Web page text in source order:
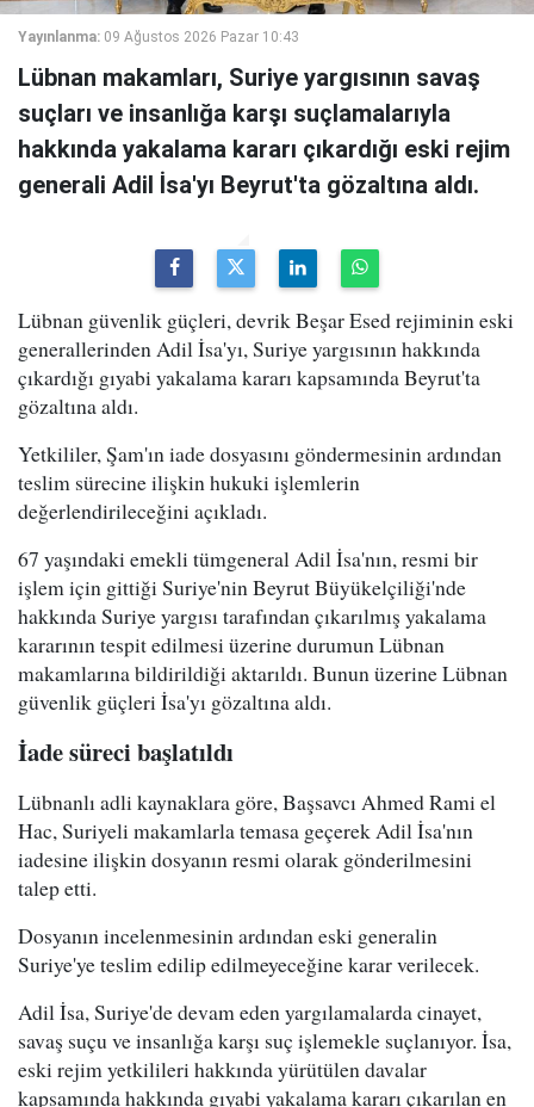
Yayınlanma: 09 Ağustos 2026 Pazar 10:43
Lübnan makamları, Suriye yargısının savaş
suçları ve insanlığa karşı suçlamalarıyla
hakkında yakalama kararı çıkardığı eski rejim
generali Adil İsa'yı Beyrut'ta gözaltına aldı.
Lübnan güvenlik güçleri, devrik Beşar Esed rejiminin eski
generallerinden Adil İsa'yı, Suriye yargısının hakkında
çıkardığı gıyabi yakalama kararı kapsamında Beyrut'ta
gözaltına aldı.
Yetkililer, Şam'ın iade dosyasını göndermesinin ardından
teslim sürecine ilişkin hukuki işlemlerin
değerlendirileceğini açıkladı.
67 yaşındaki emekli tümgeneral Adil İsa'nın, resmi bir
işlem için gittiği Suriye'nin Beyrut Büyükelçiliği'nde
hakkında Suriye yargısı tarafından çıkarılmış yakalama
kararının tespit edilmesi üzerine durumun Lübnan
makamlarına bildirildiği aktarıldı. Bunun üzerine Lübnan
güvenlik güçleri İsa'yı gözaltına aldı.
İade süreci başlatıldı
Lübnanlı adli kaynaklara göre, Başsavcı Ahmed Rami el
Hac, Suriyeli makamlarla temasa geçerek Adil İsa'nın
iadesine ilişkin dosyanın resmi olarak gönderilmesini
talep etti.
Dosyanın incelenmesinin ardından eski generalin
Suriye'ye teslim edilip edilmeyeceğine karar verilecek.
Adil İsa, Suriye'de devam eden yargılamalarda cinayet,
savaş suçu ve insanlığa karşı suç işlemekle suçlanıyor. İsa,
eski rejim yetkilileri hakkında yürütülen davalar
kapsamında hakkında gıyabi yakalama kararı çıkarılan en